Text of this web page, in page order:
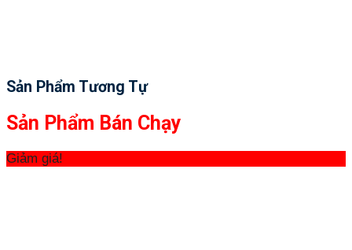
Sản Phẩm Tương Tự
Sản Phẩm Bán Chạy
Giảm giá!